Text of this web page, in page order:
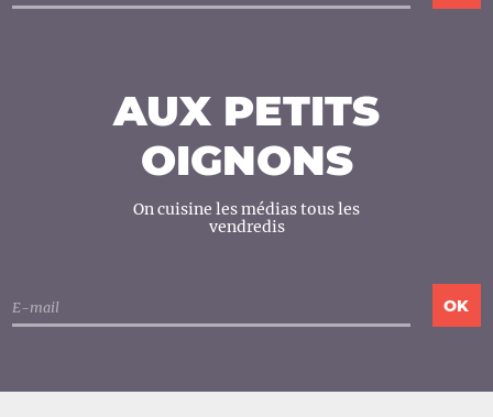
AUX PETITS
OIGNONS
On cuisine les médias tous les
vendredis